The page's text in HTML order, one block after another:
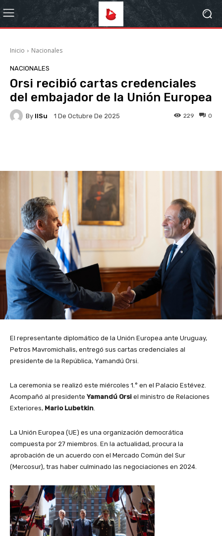
Inicio Nacionales
NACIONALES
Orsi recibió cartas credenciales
del embajador de la Unión Europea
By IlSu 1 De Octubre De 2025 0
229
El representante diplomático de la Unión Europea ante Uruguay,
Petros Mavromichalis, entregó sus cartas credenciales al
presidente de la República, Yamandú Orsi.
La ceremonia se realizó este miércoles 1.° en el Palacio Estévez.
Acompañó al presidente Yamandú Orsi el ministro de Relaciones
Exteriores, Mario Lubetkin
La Unión Europea (UE) es una organización democrática
compuesta por 27 miembros. En la actualidad, procura la
aprobación de un acuerdo con el Mercado Común del Sur
(Mercosur), tras haber culminado las negociaciones en 2024.